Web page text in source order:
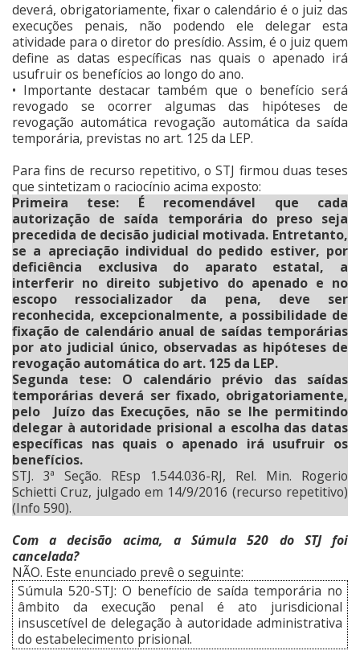
deverá, obrigatoriamente, fixar o calendário é o juiz das
execuções penais, não podendo ele delegar esta
atividade para o diretor do presídio. Assim, é o juiz quem
define as datas específicas nas quais o apenado irá
usufruir os benefícios ao longo do ano.
• Importante destacar também que o benefício será
revogado se ocorrer algumas das hipóteses de
revogação automática revogação automática da saída
temporária, previstas no art. 125 da LEP.
Para fins de recurso repetitivo, o STJ firmou duas teses
que sintetizam o raciocínio acima exposto:
Primeira tese: É recomendável que cada
autorização de saída temporária do preso seja
precedida de decisão judicial motivada. Entretanto,
se a apreciação individual do pedido estiver, por
deficiência exclusiva do aparato estatal, a
interferir no direito subjetivo do apenado e no
escopo ressocializador da pena, deve ser
reconhecida, excepcionalmente, a possibilidade de
fixação de calendário anual de saídas temporárias
por ato judicial único, observadas as hipóteses de
revogação automática do art. 125 da LEP.
Segunda tese: O calendário prévio das saídas
temporárias deverá ser fixado, obrigatoriamente,
pelo Juízo das Execuções, não se lhe permitindo
delegar à autoridade prisional a escolha das datas
específicas nas quais o apenado irá usufruir os
benefícios.
STJ. 3ª Seção. REsp 1.544.036-RJ, Rel. Min. Rogerio
Schietti Cruz, julgado em 14/9/2016 (recurso repetitivo)
(Info 590).
Com a decisão acima, a Súmula 520 do STJ foi
cancelada?
NÃO. Este enunciado prevê o seguinte:
Súmula 520-STJ: O benefício de saída temporária no
âmbito da execução penal é ato jurisdicional
insuscetível de delegação à autoridade administrativa
do estabelecimento prisional.